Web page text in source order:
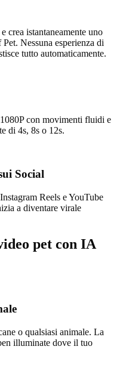
crea istantaneamente uno
Nessuna esperienza di
tutto automaticamente.
con movimenti fluidi e
di 4s, 8s o 12s.
Social
Reels e YouTube
a diventare virale
pet con IA
o qualsiasi animale. La
illuminate dove il tuo